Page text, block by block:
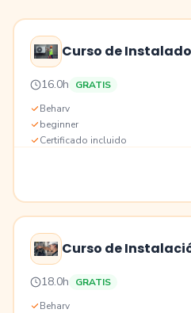
Curso de
Educación
16.0h Precio
GRATIS
Beharv
beginner
Certificado incluido
Curso de
Educación
18.0h Precio
GRATIS
Beharv